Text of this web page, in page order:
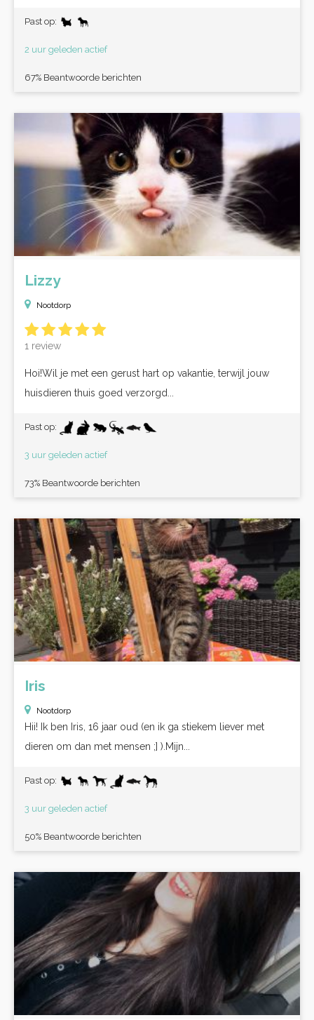
Past op:
2 uur geleden actief
67% Beantwoorde berichten
Lizzy
Nootdorp
1 review
Hoi!Wil je met een gerust hart op vakantie, terwijl jouw
huisdieren thuis goed verzorgd...
Past op:
3 uur geleden actief
73% Beantwoorde berichten
Iris
Nootdorp
Hii! Ik ben Iris, 16 jaar oud (en ik ga stiekem liever met
dieren om dan met mensen ;] ).Mijn...
Past op:
3 uur geleden actief
50% Beantwoorde berichten